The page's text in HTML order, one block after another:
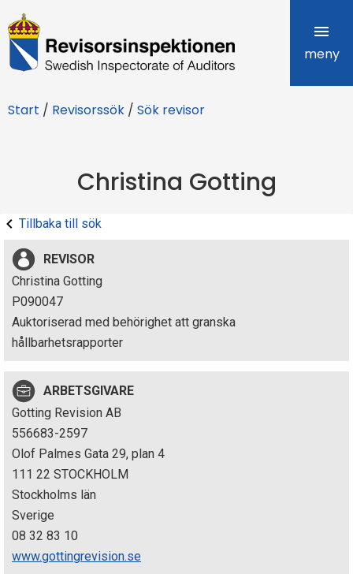
R
e
i
r
s
i
n
s
p
e
k
t
i
o
n
meny
Start / Revisorssök / Sök revisor
Christina Gotting
Tillbaka till sök
REVISOR
Christina Gotting
P090047
Auktoriserad med behörighet att granska
hållbarhetsrapporter
ARBETSGIVARE
Gotting Revision AB
556683-2597
Olof Palmes Gata 29, plan 4
111 22 STOCKHOLM
Stockholms län
Sverige
08 32 83 10
www.gottingrevision.se